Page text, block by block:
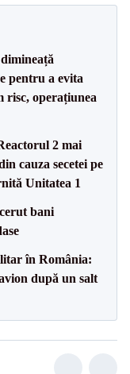
pentru a evita
risc, operațiunea
2 mai
cauza secetei pe
Unitatea 1
bani
în România:
după un salt